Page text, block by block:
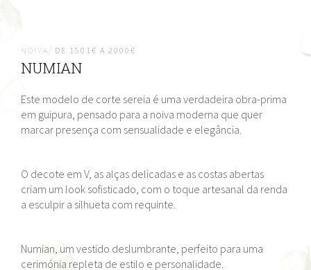
NOIVA/ DE 1501€ A 2000€
NUMIAN
Este modelo de corte sereia é uma verdadeira obra-prima
em guipura, pensado para a noiva moderna que quer
marcar presença com sensualidade e elegância.
O decote em V, as alças delicadas e as costas abertas
criam um look sofisticado, com o toque artesanal da renda
a esculpir a silhueta com requinte.
Numian, um vestido deslumbrante, perfeito para uma
cerimónia repleta de estilo e personalidade.